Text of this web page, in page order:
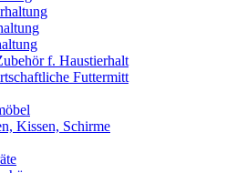
f. Haustierhalt
Futtermitt
Kissen, Schirme